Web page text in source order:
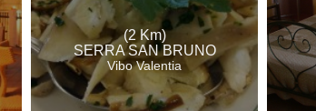
(2 Km)
SERRA SAN BRUNO
Vibo Valentia